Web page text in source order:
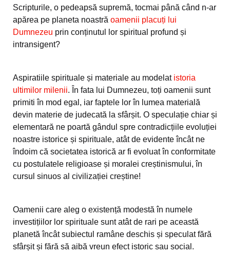
Scripturile, o pedeapsă supremă, tocmai până când n-ar
apărea pe planeta noastră oamenii placuți lui
Dumnezeu prin conținutul lor spiritual profund și
intransigent?
Aspiratiile spirituale și materiale au modelat istoria
ultimilor milenii. În fata lui Dumnezeu, toți oamenii sunt
primiti în mod egal, iar faptele lor în lumea materială
devin materie de judecată la sfârșit. O speculație chiar și
elementară ne poartă gândul spre contradicțiile evoluției
noastre istorice și spirituale, atât de evidente încât ne
îndoim că societatea istorică ar fi evoluat în conformitate
cu postulatele religioase și moralei creștinismului, în
cursul sinuos al civilizației creștine!
Oamenii care aleg o existență modestă în numele
investițiilor lor spirituale sunt atât de rari pe această
planetă încât subiectul ramâne deschis și speculat fără
sfârșit și fără să aibă vreun efect istoric sau social.